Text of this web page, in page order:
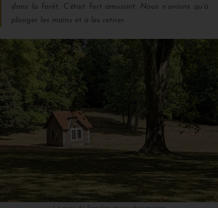
dans la forêt. C’était fort amusant. Nous n’avions qu’à
plonger les mains et à les retirer.